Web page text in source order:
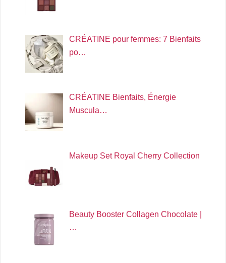
CRÉATINE pour femmes: 7 Bienfaits
po…
CRÉATINE Bienfaits, Énergie
Muscula…
Makeup Set Royal Cherry Collection
Beauty Booster Collagen Chocolate |
…